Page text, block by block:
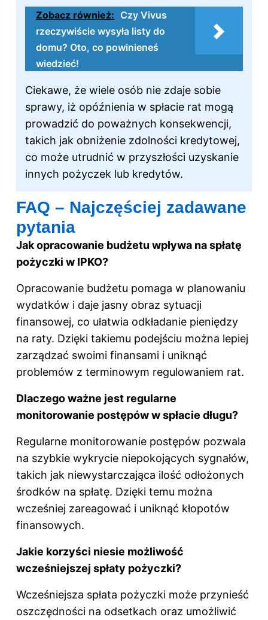
Zobacz również: Czy Vivus
rzeczywiście wysyła listy do
domu? Oto, co powinieneś
wiedzieć!
Ciekawe, że wiele osób nie zdaje sobie
sprawy, iż opóźnienia w spłacie rat mogą
prowadzić do poważnych konsekwencji,
takich jak obniżenie zdolności kredytowej,
co może utrudnić w przyszłości uzyskanie
innych pożyczek lub kredytów.
FAQ – Najczęściej zadawane
pytania
Jak opracowanie budżetu wpływa na spłatę
pożyczki w IPKO?
Opracowanie budżetu pomaga w planowaniu
wydatków i daje jasny obraz sytuacji
finansowej, co ułatwia odkładanie pieniędzy
na raty. Dzięki takiemu podejściu można lepiej
zarządzać swoimi finansami i uniknąć
problemów z terminowym regulowaniem rat.
Dlaczego ważne jest regularne
monitorowanie postępów w spłacie długu?
Regularne monitorowanie postępów pozwala
na szybkie wykrycie niepokojących sygnałów,
takich jak niewystarczająca ilość odłożonych
środków na spłatę. Dzięki temu można
wcześniej zareagować i uniknąć kłopotów
finansowych.
Jakie korzyści niesie możliwość
wcześniejszej spłaty pożyczki?
Wcześniejsza spłata pożyczki może przynieść
oszczędności na odsetkach oraz umożliwić